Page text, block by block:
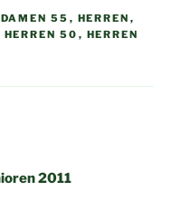
DAMEN 55 , HERREN ,
HERREN 50 , HERREN
2011